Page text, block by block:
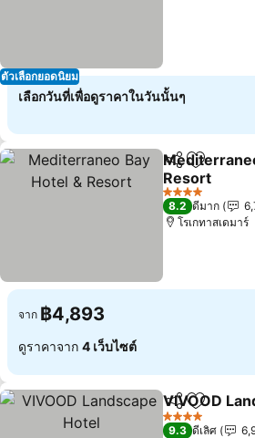
ตัวเลือกยอดนิยม
เลือกวันที่เพื่อดูราคาในวันนั้นๆ
แชร์ เพิ่มในร
Resort
4 ดาว
8.2 ดีมาก
โรเกทาสเดมาร์
จาก ฿4,893
ดูราคาจาก 4 เว็บไซต์
แชร์ เพิ่มในร
VIVOOD
4 ดาว
9.3 ดีเลิศ